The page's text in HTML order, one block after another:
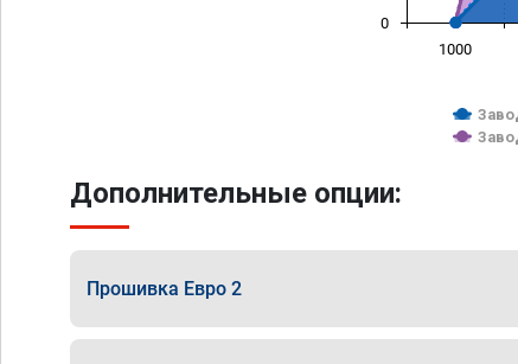
1000
0
Дополнительные опции:
Прошивка Евро 2